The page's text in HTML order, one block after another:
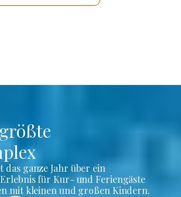
ganze Jahr über ein
für Kur- und Feriengäste
mit kleinen und großen Kindern.